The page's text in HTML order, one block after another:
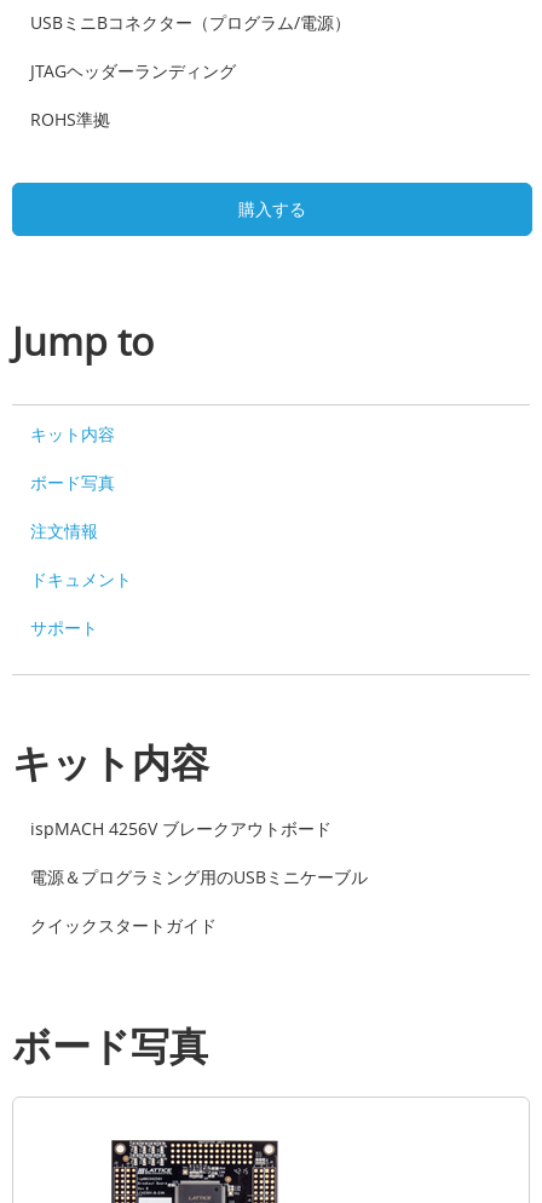
USBミニBコネクター（プログラム/電源）
JTAGヘッダーランディング
ROHS準拠
購入する
Jump to
キット内容
ボード写真
注文情報
ドキュメント
サポート
キット内容
ispMACH 4256V ブレークアウトボード
電源＆プログラミング用のUSBミニケーブル
クイックスタートガイド
ボード写真